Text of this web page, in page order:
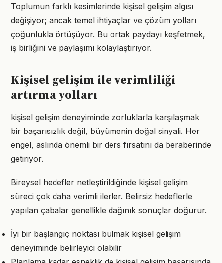
Toplumun farklı kesimlerinde kişisel gelişim algısı
değişiyor; ancak temel ihtiyaçlar ve çözüm yolları
çoğunlukla örtüşüyor. Bu ortak paydayı keşfetmek,
iş birliğini ve paylaşımı kolaylaştırıyor.
Kişisel gelişim ile verimliliği
artırma yolları
kişisel gelişim deneyiminde zorluklarla karşılaşmak
bir başarısızlık değil, büyümenin doğal sinyali. Her
engel, aslında önemli bir ders fırsatını da beraberinde
getiriyor.
Bireysel hedefler netleştirildiğinde kişisel gelişim
süreci çok daha verimli ilerler. Belirsiz hedeflerle
yapılan çabalar genellikle dağınık sonuçlar doğurur.
İyi bir başlangıç noktası bulmak kişisel gelişim
deneyiminde belirleyici olabilir